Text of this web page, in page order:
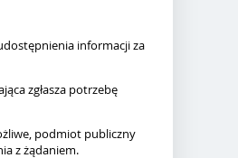
informacji za
zgłasza potrzebę
podmiot publiczny
z żądaniem.